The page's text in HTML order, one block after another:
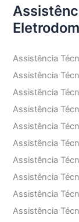
Assistência
Assistência
Assistência
Assistência
Assistência
Assistência
Assistência
Assistência
Assistência
Assistência